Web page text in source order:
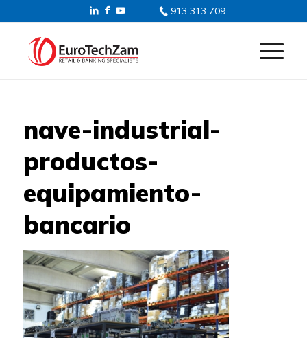
913 313 709
nave-industrial-
productos-
equipamiento-
bancario